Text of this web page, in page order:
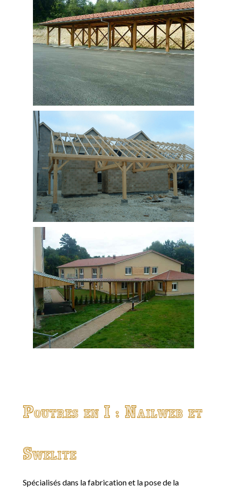
Poutres en I : Nailweb et
Swelite
Spécialisés dans la fabrication et la pose de la